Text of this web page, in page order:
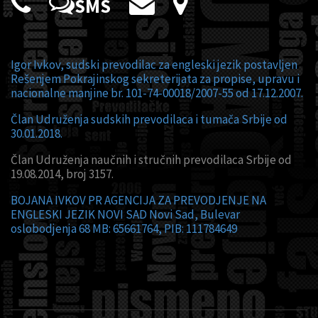
SMS
Igor Ivkov, sudski prevodilac za engleski jezik postavljen
Rešenjem Pokrajinskog sekreterijata za propise, upravu i
nacionalne manjine br. 101-74-00018/2007-55 od 17.12.2007.
Član Udruženja sudskih prevodilaca i tumača Srbije od
30.01.2018.
Član Udruženja naučnih i stručnih prevodilaca Srbije od
19.08.2014, broj 3157.
BOJANA IVKOV PR AGENCIJA ZA PREVODJENJE NA
ENGLESKI JEZIK NOVI SAD Novi Sad, Bulevar
oslobodjenja 68 MB: 65661764, PIB: 111784649